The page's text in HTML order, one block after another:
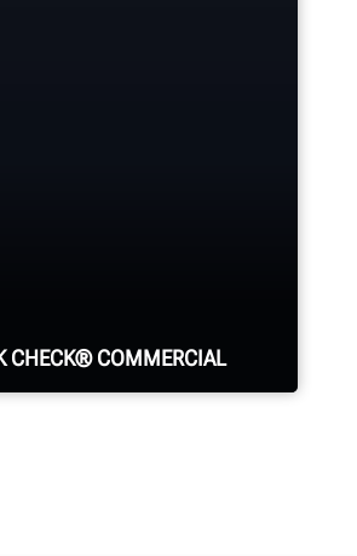
CHECK® COMMERCIAL